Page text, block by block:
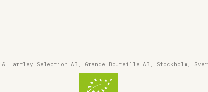
Hartley Selection AB, Grande Bouteille AB, Stockholm,